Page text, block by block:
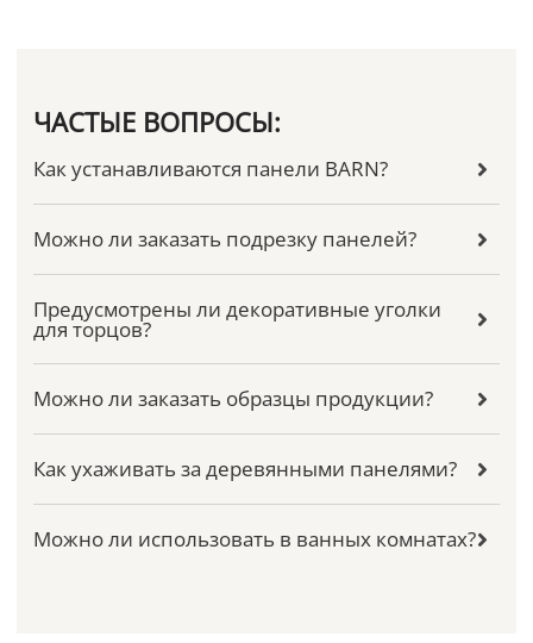
ЧАСТЫЕ ВОПРОСЫ:
Как устанавливаются панели BARN?
Можно ли заказать подрезку панелей?
Предусмотрены ли декоративные уголки
для торцов?
Можно ли заказать образцы продукции?
Как ухаживать за деревянными панелями?
Можно ли использовать в ванных комнатах?